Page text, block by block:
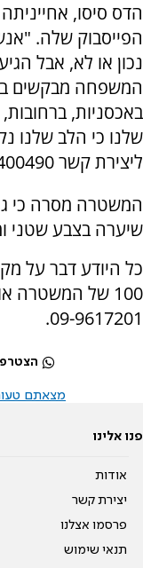
הדס סיסו,
הפייסבוק שלה.
נכון או לא, אבל
המשפחה מבקשים
באכסניות, ברחובות,
שלנו כי הלב שלנו
ליצירת קשר 050-3400490".
שיערה בצבע שטני
כל היודע דבר על
100 של
09-9617201.
מצאתם
פנו אלינו
אודות
יצירת קשר
פרסמו אצלנו
תנאי שימוש